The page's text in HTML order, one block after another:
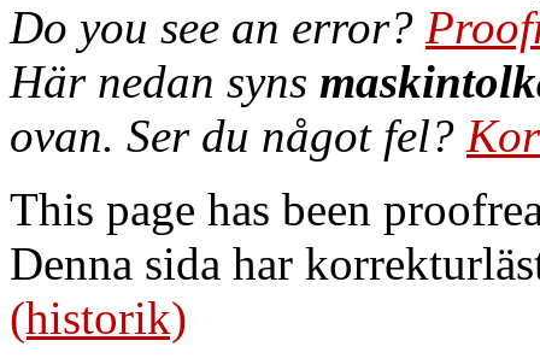
Do you see an error?
Här nedan syns
ovan. Ser du något fel?
This page has been
Denna sida har
(historik)